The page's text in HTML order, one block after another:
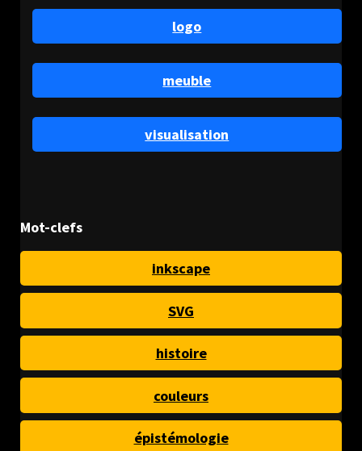
logo
meuble
visualisation
Mot-clefs
inkscape
SVG
histoire
couleurs
épistémologie